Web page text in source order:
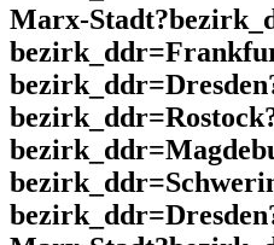
Marx-